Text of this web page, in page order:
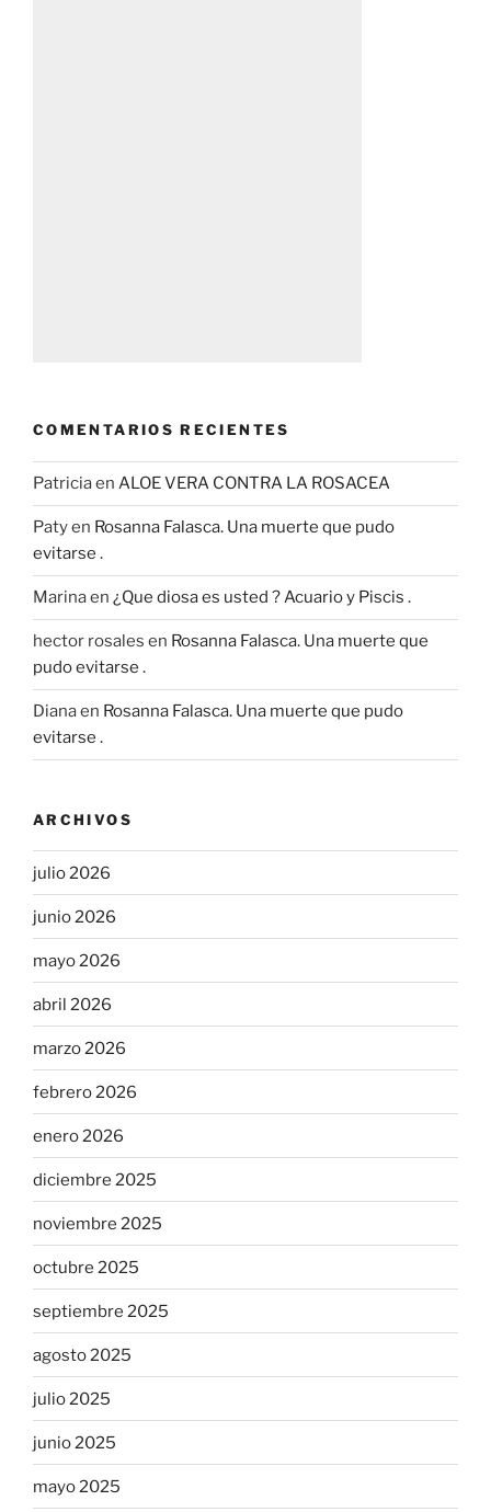
COMENTARIOS RECIENTES
Patriciaen ALOE VERA CONTRA LA ROSACEA
Patyen Rosanna Falasca. Una muerte que pudo
evitarse .
Marinaen ¿Que diosa es usted ? Acuario y Piscis .
hector rosales en Rosanna Falasca. Una muerte que
pudo evitarse .
Dianaen Rosanna Falasca. Una muerte que pudo
evitarse .
ARCHIVOS
julio 2026
junio 2026
mayo 2026
abril 2026
marzo 2026
febrero 2026
enero 2026
diciembre 2025
noviembre 2025
octubre 2025
septiembre 2025
agosto 2025
julio 2025
junio 2025
mayo 2025